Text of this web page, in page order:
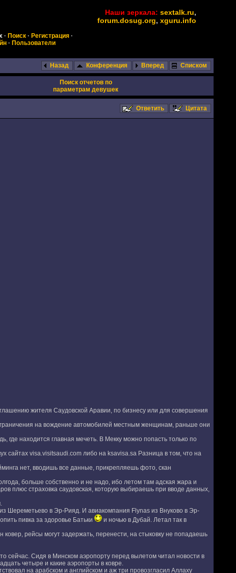
Наши зеркала: sextalk.ru,
forum.dosug.org, xguru.info
· Поиск· Регистрация·
· Пользователи
Назад Конференция Вперед Списком
Поиск отчетов по
параметрам девушек
Ответить Цитата
жителя Саудовской Аравии, по бизнесу или для совершения
на вождение автомобилей местным женщинам, раньше они
находится главная мечеть. В Мекку можно попасть только по
сайтах visa.visitsaudi.com либо на ksavisa.sa Разница в том, что на
нет, вводишь все данные, прикрепляешь фото, скан
больше собственно и не надо, ибо летом там адская жара и
плюс страховка саудовская, которую выбираешь при вводе данных,
Шереметьево в Эр-Рияд. И авиакомпания Flynas из Внуково в Эр-
пивка за здоровье Батьки
и ночью в Дубай. Летал так в
рейсы могут задержать, перенести, на стыковку не попадаешь
сейчас. Сидя в Минском аэропорту перед вылетом читал новости в
четыре и какие аэропорты в ковре.
на арабском и английском и аж три провозгласил Аллаху